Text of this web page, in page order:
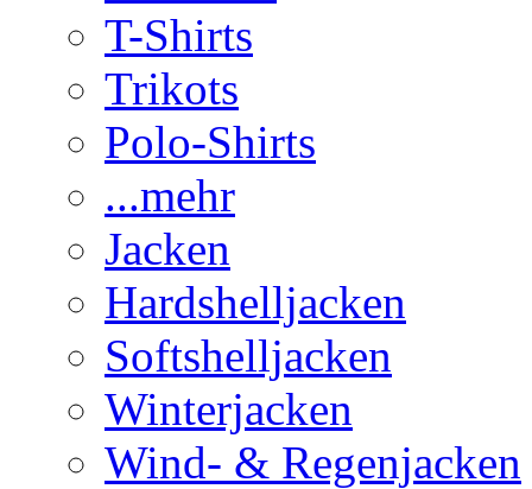
T-Shirts
Trikots
Polo-Shirts
...mehr
Jacken
Hardshelljacken
Softshelljacken
Winterjacken
Wind- & Regenjacken